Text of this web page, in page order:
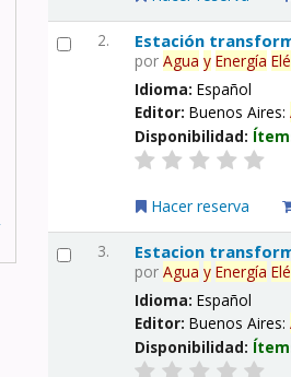
2. Estación
porAgua y Energía
Idioma:Español
Editor:Buenos Aires:
Disponibilidad:
Hacer reserva
3. Estacion
porAgua y Energía
Idioma:Español
Editor:Buenos Aires:
Disponibilidad: